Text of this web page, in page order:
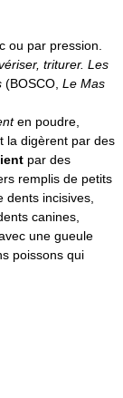
ou par pression.
triturer. Les
(BOSCO, Le Mas
en poudre,
la digèrent par des
par des
remplis de petits
incisives,
canines,
une gueule
poissons qui